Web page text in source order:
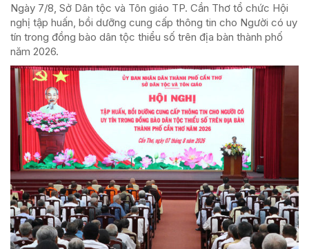
Ngày 7/8, Sở Dân tộc và Tôn giáo TP. Cần Thơ tổ chức Hội
nghị tập huấn, bồi dưỡng cung cấp thông tin cho Người có uy
tín trong đồng bào dân tộc thiểu số trên địa bàn thành phố
năm 2026.